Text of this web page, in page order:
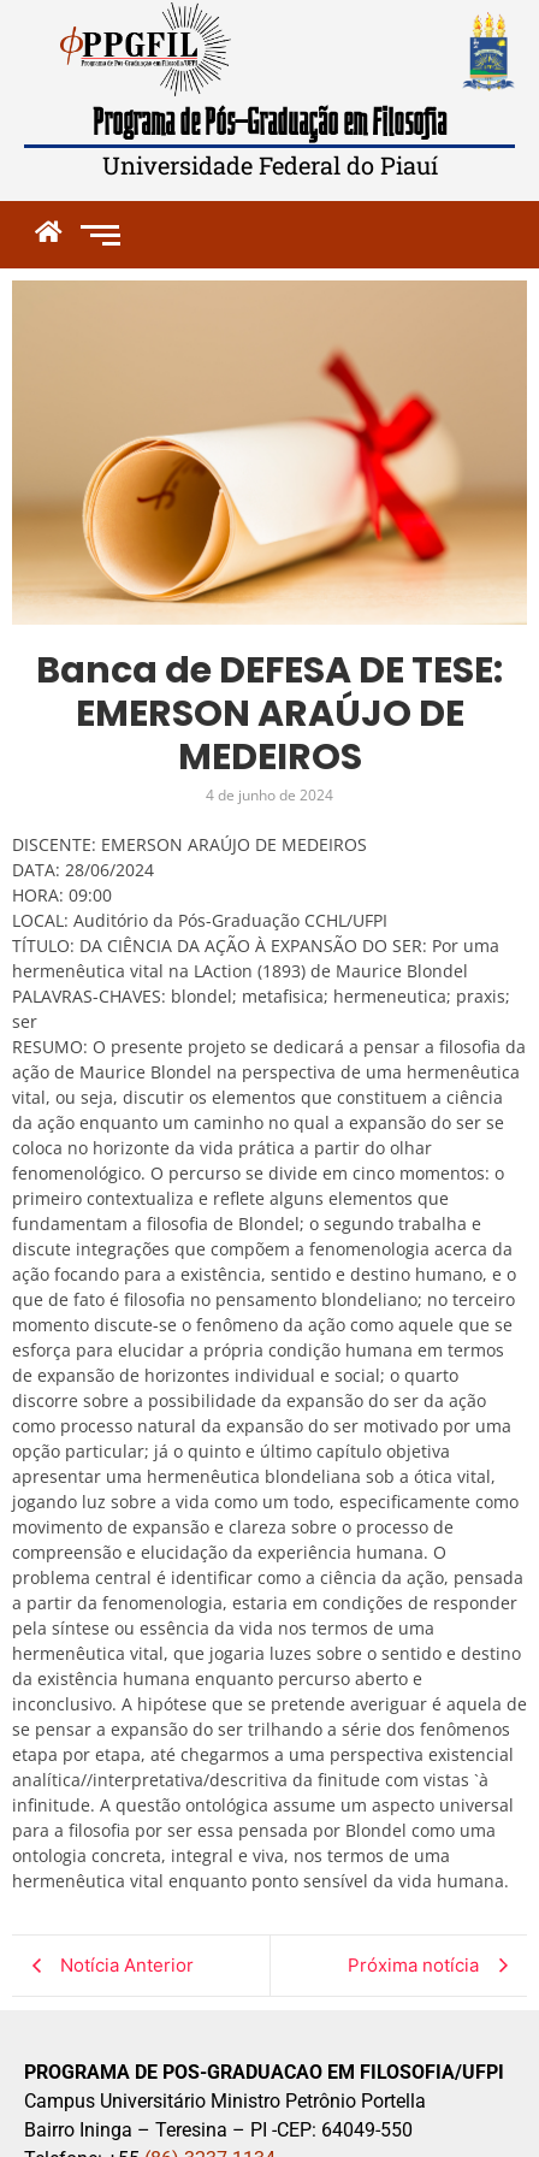
Programa de Pós-Graduação em Filosofia
Universidade Federal do Piauí
Banca de DEFESA DE TESE:
EMERSON ARAÚJO DE
MEDEIROS
4 de junho de 2024
DISCENTE: EMERSON ARAÚJO DE MEDEIROS
DATA: 28/06/2024
HORA: 09:00
LOCAL: Auditório da Pós-Graduação CCHL/UFPI
TÍTULO: DA CIÊNCIA DA AÇÃO À EXPANSÃO DO SER: Por uma
hermenêutica vital na LAction (1893) de Maurice Blondel
PALAVRAS-CHAVES: blondel; metafisica; hermeneutica; praxis;
ser
RESUMO: O presente projeto se dedicará a pensar a filosofia da
ação de Maurice Blondel na perspectiva de uma hermenêutica
vital, ou seja, discutir os elementos que constituem a ciência
da ação enquanto um caminho no qual a expansão do ser se
coloca no horizonte da vida prática a partir do olhar
fenomenológico. O percurso se divide em cinco momentos: o
primeiro contextualiza e reflete alguns elementos que
fundamentam a filosofia de Blondel; o segundo trabalha e
discute integrações que compõem a fenomenologia acerca da
ação focando para a existência, sentido e destino humano, e o
que de fato é filosofia no pensamento blondeliano; no terceiro
momento discute-se o fenômeno da ação como aquele que se
esforça para elucidar a própria condição humana em termos
de expansão de horizontes individual e social; o quarto
discorre sobre a possibilidade da expansão do ser da ação
como processo natural da expansão do ser motivado por uma
opção particular; já o quinto e último capítulo objetiva
apresentar uma hermenêutica blondeliana sob a ótica vital,
jogando luz sobre a vida como um todo, especificamente como
movimento de expansão e clareza sobre o processo de
compreensão e elucidação da experiência humana. O
problema central é identificar como a ciência da ação, pensada
a partir da fenomenologia, estaria em condições de responder
pela síntese ou essência da vida nos termos de uma
hermenêutica vital, que jogaria luzes sobre o sentido e destino
da existência humana enquanto percurso aberto e
inconclusivo. A hipótese que se pretende averiguar é aquela de
se pensar a expansão do ser trilhando a série dos fenômenos
etapa por etapa, até chegarmos a uma perspectiva existencial
analítica//interpretativa/descritiva da finitude com vistas `à
infinitude. A questão ontológica assume um aspecto universal
para a filosofia por ser essa pensada por Blondel como uma
ontologia concreta, integral e viva, nos termos de uma
hermenêutica vital enquanto ponto sensível da vida humana.
Notícia Anterior Próxima notícia
PROGRAMA DE POS-GRADUACAO EM FILOSOFIA/UFPI
Campus Universitário Ministro Petrônio Portella
Bairro Ininga – Teresina – PI -CEP: 64049-550